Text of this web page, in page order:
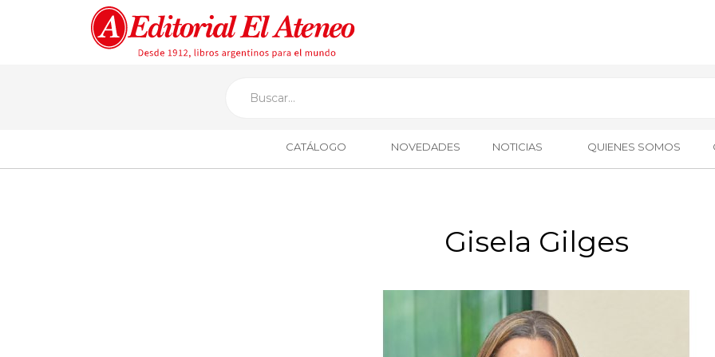
CATÁLOGO NOVEDADES NOTICIAS QUIENES SOMOS
Gisela Gilges